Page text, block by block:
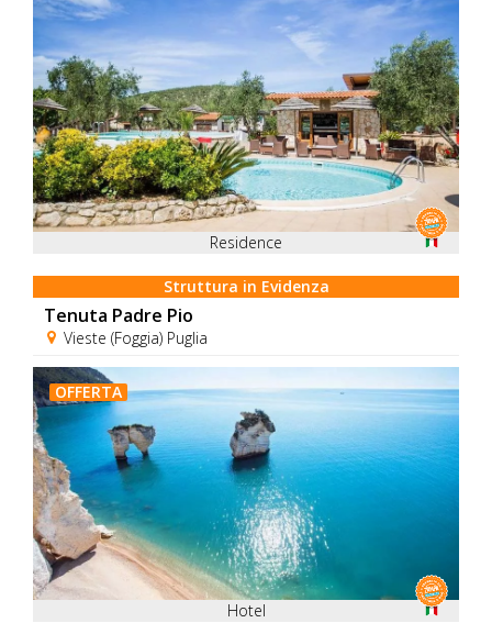
Residence
Struttura in Evidenza
Tenuta Padre Pio
Vieste (Foggia) Puglia
OFFERTA
Hotel